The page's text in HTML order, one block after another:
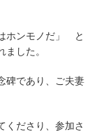
ホンモノだ」 と
した。
碑であり、ご夫妻
くださり、参加さ